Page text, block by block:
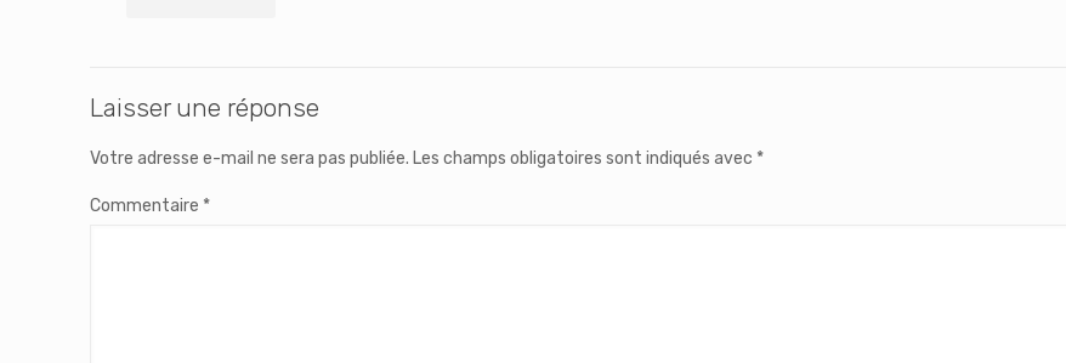
Laisser une réponse
Votre adresse e-mail ne sera pas publiée. Les champs obligatoires sont indiqués avec *
Commentaire *